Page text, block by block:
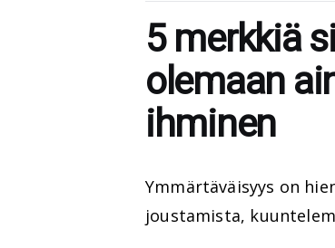
5 merkkiä
olemaan
ihminen
Ymmärtäväisyys on
joustamista,